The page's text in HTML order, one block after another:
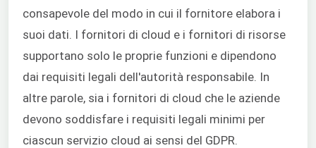
consapevole del modo in cui il fornitore elabora i
suoi dati. I fornitori di cloud e i fornitori di risorse
supportano solo le proprie funzioni e dipendono
dai requisiti legali dell'autorità responsabile. In
altre parole, sia i fornitori di cloud che le aziende
devono soddisfare i requisiti legali minimi per
ciascun servizio cloud ai sensi del GDPR.